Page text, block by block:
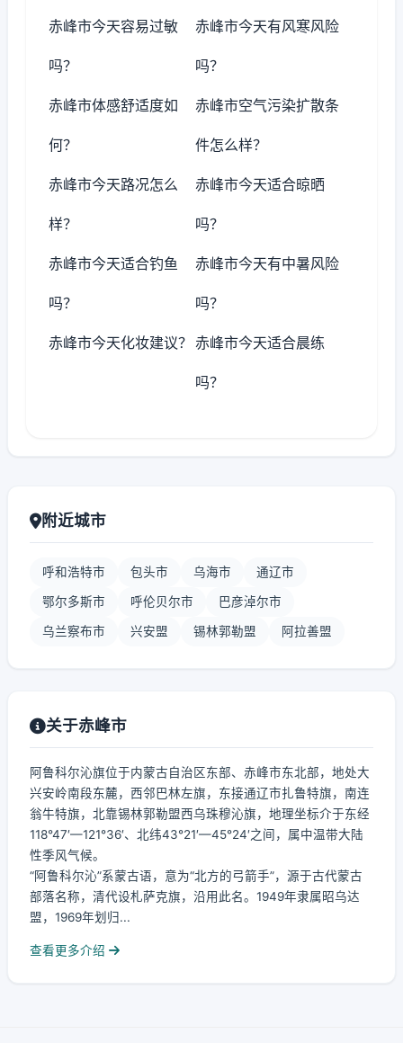
赤峰市今天容易过敏
吗？
赤峰市今天有风寒风险
吗？
赤峰市体感舒适度如
何？
赤峰市空气污染扩散条
件怎么样？
赤峰市今天路况怎么
样？
赤峰市今天适合晾晒
吗？
赤峰市今天适合钓鱼
吗？
赤峰市今天有中暑风险
吗？
赤峰市今天化妆建议？ 赤峰市今天适合晨练
吗？
附近城市
呼和浩特市 包头市 乌海市 通辽市
鄂尔多斯市 呼伦贝尔市 巴彦淖尔市
乌兰察布市 兴安盟 锡林郭勒盟 阿拉善盟
关于赤峰市
阿鲁科尔沁旗位于内蒙古自治区东部、赤峰市东北部，地处大
兴安岭南段东麓，西邻巴林左旗，东接通辽市扎鲁特旗，南连
翁牛特旗，北靠锡林郭勒盟西乌珠穆沁旗，地理坐标介于东经
118°47′—121°36′、北纬43°21′—45°24′之间，属中温带大陆
性季风气候。
“阿鲁科尔沁”系蒙古语，意为“北方的弓箭手”，源于古代蒙古
部落名称，清代设札萨克旗，沿用此名。1949年隶属昭乌达
盟，1969年划归...
查看更多介绍